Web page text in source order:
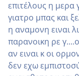
επιτέλους η
γιατρο μπας και
η αναμονη ειναι
παρανοικη ρε
αν ειναι κ οι
δεν εχω